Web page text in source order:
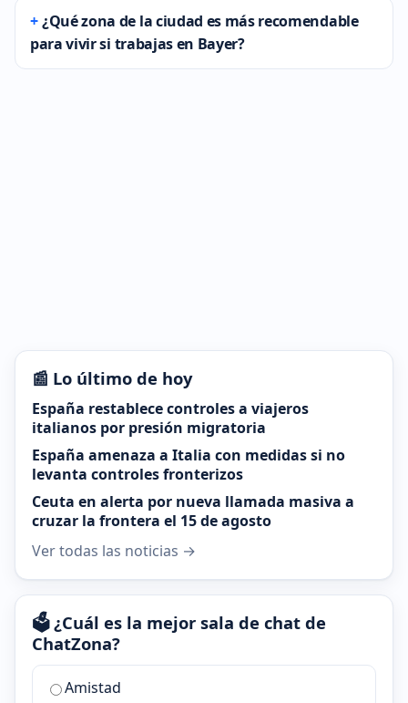
¿Qué zona de la ciudad es más recomendable
para vivir si trabajas en Bayer?
📰 Lo último de hoy
España restablece controles a viajeros
italianos por presión migratoria
España amenaza a Italia con medidas si no
levanta controles fronterizos
Ceuta en alerta por nueva llamada masiva a
cruzar la frontera el 15 de agosto
Ver todas las noticias →
🗳️ ¿Cuál es la mejor sala de chat de
ChatZona?
¿Cuál
Amistad